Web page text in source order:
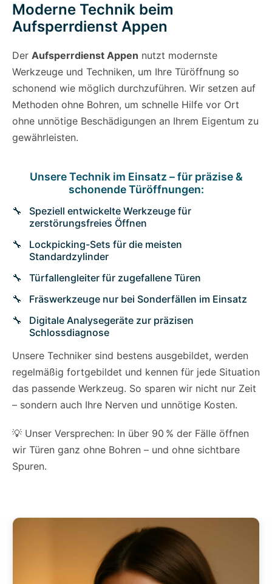
Moderne Technik beim
Aufsperrdienst Appen
Der Aufsperrdienst Appen nutzt modernste
Werkzeuge und Techniken, um Ihre Türöffnung so
schonend wie möglich durchzuführen. Wir setzen auf
Methoden ohne Bohren, um schnelle Hilfe vor Ort
ohne unnötige Beschädigungen an Ihrem Eigentum zu
gewährleisten.
Unsere Technik im Einsatz – für präzise &
schonende Türöffnungen:
Speziell entwickelte Werkzeuge für
zerstörungsfreies Öffnen
Lockpicking-Sets für die meisten
Standardzylinder
Türfallengleiter für zugefallene Türen
Fräswerkzeuge nur bei Sonderfällen im Einsatz
Digitale Analysegeräte zur präzisen
Schlossdiagnose
Unsere Techniker sind bestens ausgebildet, werden
regelmäßig fortgebildet und kennen für jede Situation
das passende Werkzeug. So sparen wir nicht nur Zeit
– sondern auch Ihre Nerven und unnötige Kosten.
💡 Unser Versprechen: In über 90 % der Fälle öffnen
wir Türen ganz ohne Bohren – und ohne sichtbare
Spuren.